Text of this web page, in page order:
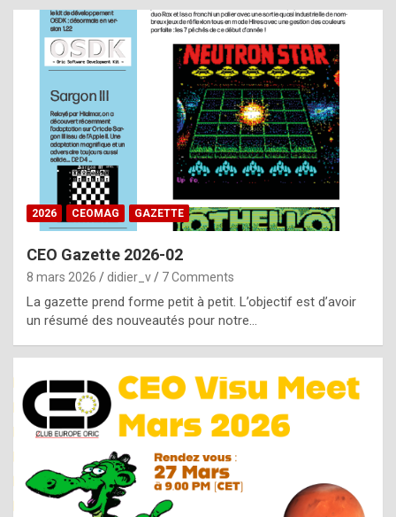
o
m
m
a
y
b
e
b
y
g
e
n
u
i
n
e
R
o
2026 CEOMAG GAZETTE
CEO Gazette 2026-02
8 mars 2026 didier_v 7 Comments
La gazette prend forme petit à petit. L’objectif est d’avoir
un résumé des nouveautés pour notre…